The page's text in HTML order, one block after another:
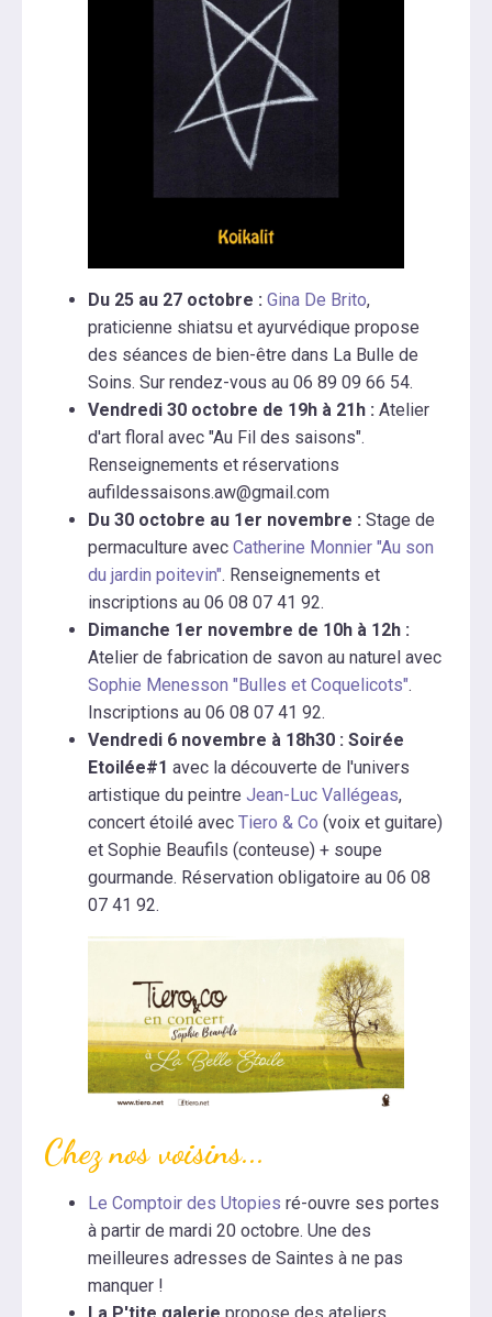
Du 25 au 27 octobre : Gina De Brito,
praticienne shiatsu et ayurvédique propose
des séances de bien-être dans La Bulle de
Soins. Sur rendez-vous au 06 89 09 66 54.
Vendredi 30 octobre de 19h à 21h : Atelier
d'art floral avec "Au Fil des saisons".
Renseignements et réservations
aufildessaisons.aw@gmail.com
Du 30 octobre au 1er novembre : Stage de
permaculture avec Catherine Monnier "Au son
du jardin poitevin". Renseignements et
inscriptions au 06 08 07 41 92.
Dimanche 1er novembre de 10h à 12h :
Atelier de fabrication de savon au naturel avec
Sophie Menesson "Bulles et Coquelicots".
Inscriptions au 06 08 07 41 92.
Vendredi 6 novembre à 18h30 : Soirée
Etoilée#1 avec la découverte de l'univers
artistique du peintre Jean-Luc Vallégeas,
concert étoilé avec Tiero & Co (voix et guitare)
et Sophie Beaufils (conteuse) + soupe
gourmande. Réservation obligatoire au 06 08
07 41 92.
Chez nos voisins...
Le Comptoir des Utopies ré-ouvre ses portes
à partir de mardi 20 octobre. Une des
meilleures adresses de Saintes à ne pas
manquer !
La P'tite galerie propose des ateliers